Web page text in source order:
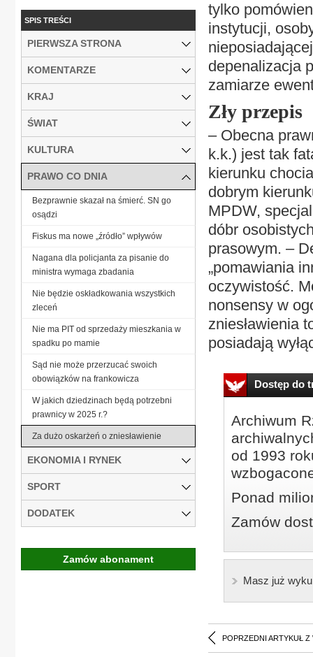
tylko
instytucji,
depenalizacja
zamiarze
Zły przepis
– Obecna
k.k.) jest tak
kierunku
dobrym
MPDW,
dóbr
prasowym. –
„pomawiania
oczywistość.
nonsensy w
zniesławienia
posiadają
Dostęp do
Archiwum
od 1993
Ponad
Zamów
Masz już
POPRZEDNI ARTYKUŁ Z
SPIS TREŚCI
PIERWSZA STRONA
KOMENTARZE
KRAJ
ŚWIAT
KULTURA
PRAWO CO DNIA
Bezprawnie skazał na śmierć. SN go
osądzi
Fiskus ma nowe „źródło” wpływów
Nagana dla policjanta za pisanie do
ministra wymaga zbadania
Nie będzie oskładkowania wszystkich
zleceń
Nie ma PIT od sprzedaży mieszkania w
spadku po mamie
Sąd nie może przerzucać swoich
obowiązków na frankowicza
W jakich dziedzinach będą potrzebni
prawnicy w 2025 r.?
Za dużo oskarżeń o zniesławienie
EKONOMIA I RYNEK
SPORT
DODATEK
Zamów abonament